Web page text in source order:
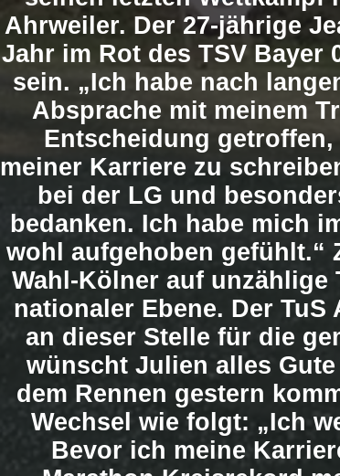
Ahrweiler. Der 27-jährige
Jahr im Rot des TSV Bayer
sein. „Ich habe nach
Absprache mit meinem
Entscheidung
meiner Karriere zu
bei der LG und
bedanken. Ich habe mich
wohl aufgehoben gefühlt.“
Wahl-Kölner auf
nationaler Ebene. Der
an dieser Stelle für die
wünscht Julien alles
dem Rennen gestern
Wechsel wie folgt: „Ich
Bevor ich meine